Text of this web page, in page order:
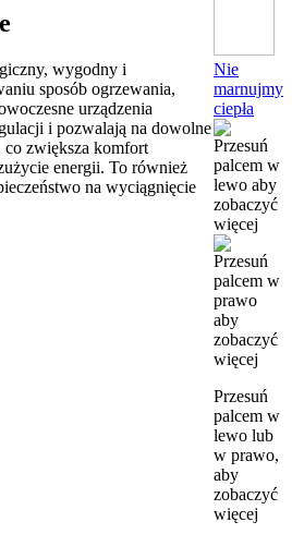
wygodny i
sposób ogrzewania,
urządzenia
i pozwalają na dowolne
co zwiększa komfort
energii. To również
na wyciągnięcie
Nie
marnujmy
ciepła
Przesuń
palcem w
lewo lub
w prawo,
aby
zobaczyć
więcej